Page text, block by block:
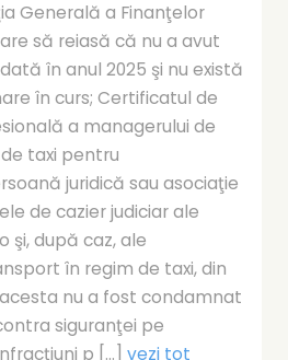
Generală a Finanţelor
să reiasă că nu a avut
în anul 2025 şi nu există
în curs; Certificatul de
a managerului de
taxi pentru
juridică sau asociaţie
de cazier judiciar ale
şi, după caz, ale
în regim de taxi, din
nu a fost condamnat
siguranţei pe
p [...] vezi tot